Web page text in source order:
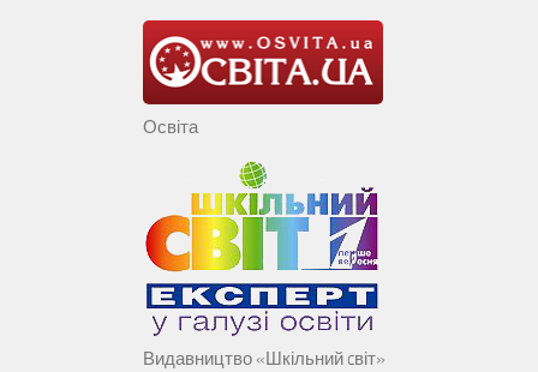
Освіта
Видавництво «Шкільний cвіт»